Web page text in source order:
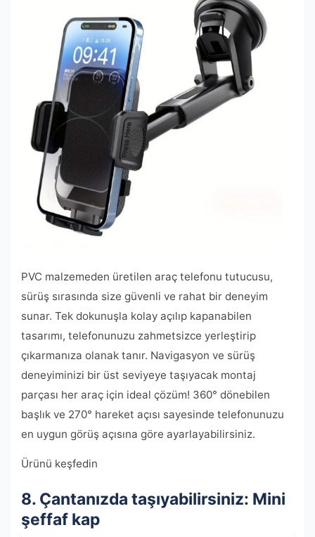
PVC malzemeden üretilen araç telefonu tutucusu,
sürüş sırasında size güvenli ve rahat bir deneyim
sunar. Tek dokunuşla kolay açılıp kapanabilen
tasarımı, telefonunuzu zahmetsizce yerleştirip
çıkarmanıza olanak tanır. Navigasyon ve sürüş
deneyiminizi bir üst seviyeye taşıyacak montaj
parçası her araç için ideal çözüm! 360° dönebilen
başlık ve 270° hareket açısı sayesinde telefonunuzu
en uygun görüş açısına göre ayarlayabilirsiniz.
Ürünü keşfedin
8. Çantanızda taşıyabilirsiniz: Mini
şeffaf kap